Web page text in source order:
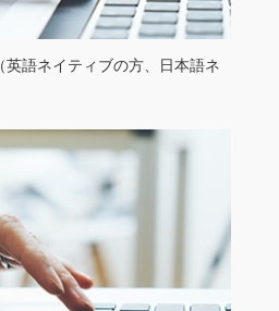
英語ネイティブの方、日本語ネ